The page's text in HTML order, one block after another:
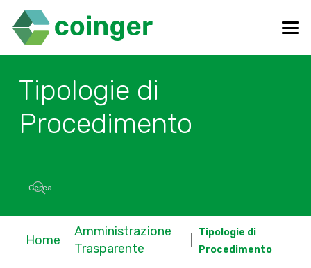
Tipologie di
Procedimento
Home
Amministrazione
Trasparente
Tipologie di
Procedimento